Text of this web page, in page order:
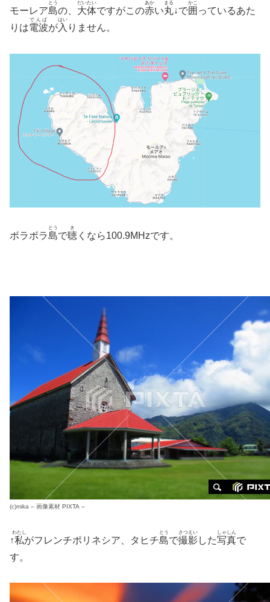
モーレア島
とう
の、 大体
だいたい
ですがこの赤
あか
い丸
まる
↓で囲
かこ
っているあた
りは電波
でんぱ
が入
はい
りません。
ボラボラ島
とう
で聴
き
くなら100.9MHzです。
(c)mika – 画像素材 PIXTA –
↑私
わたし
がフレンチポリネシア、タヒチ島
とう
で撮影
さつえい
した写真
しゃしん
で
す。